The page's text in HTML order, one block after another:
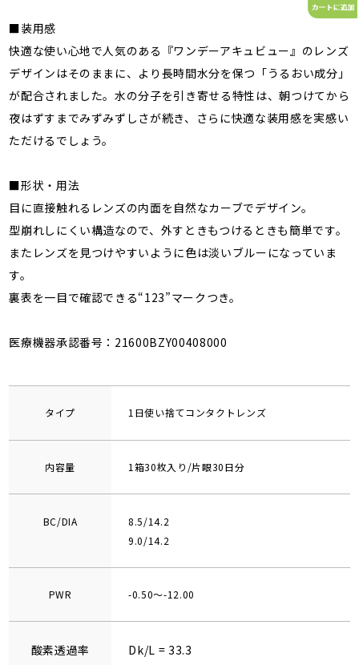
■装用感
快適な使い心地で人気のある『ワンデーアキュビュー』のレンズ
デザインはそのままに、より長時間水分を保つ「うるおい成分」
が配合されました。水の分子を引き寄せる特性は、朝つけてから
夜はずすまでみずみずしさが続き、さらに快適な装用感を実感い
ただけるでしょう。
■形状・用法
目に直接触れるレンズの内面を自然なカーブでデザイン。
型崩れしにくい構造なので、外すときもつけるときも簡単です。
またレンズを見つけやすいように色は淡いブルーになっていま
す。
裏表を一目で確認できる“123”マークつき。
医療機器承認番号：21600BZY00408000
タイプ 1日使い捨てコンタクトレンズ
内容量 1箱30枚入り/片眼30日分
BC/DIA
8.5/14.2
9.0/14.2
PWR -0.50～-12.00
酸素透過率 Dk/L = 33.3